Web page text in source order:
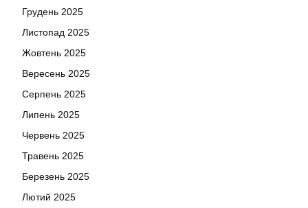
Грудень 2025
Листопад 2025
Жовтень 2025
Вересень 2025
Серпень 2025
Липень 2025
Червень 2025
Травень 2025
Березень 2025
Лютий 2025